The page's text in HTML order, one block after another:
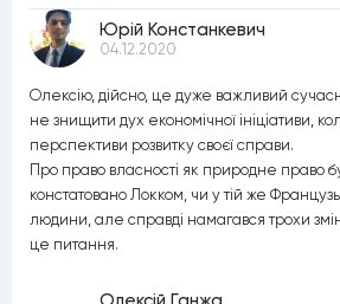
Юрій Констанкевич
04.12.2020
Олексію, дійсно, це дуже важливий
не знищити дух економічної ініціативи,
перспективи розвитку своєї справи.
Про право власності як природне право
констатовано Локком, чи у тій же
людини, але справді намагався трохи
це питання.